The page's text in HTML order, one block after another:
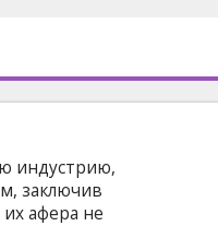
индустрию,
заключив
афера не